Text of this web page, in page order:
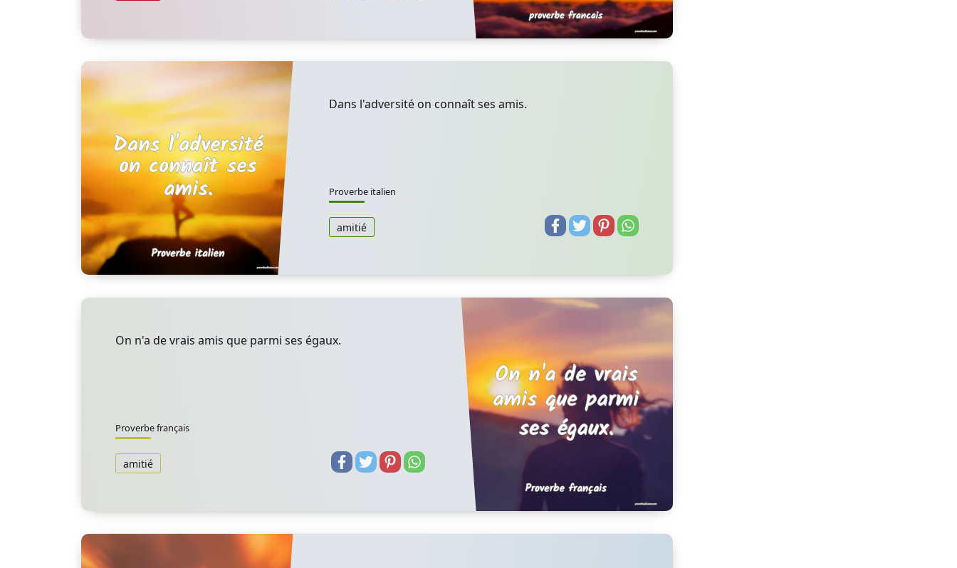
Dans l'adversité on connaît ses amis.
Proverbe italien
amitié
On n'a de vrais amis que parmi ses égaux.
Proverbe français
amitié